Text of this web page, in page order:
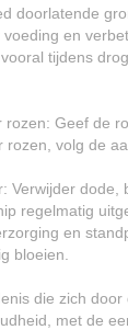
doorlatende
en
tijdens
Geef de
volg de
Verwijder dode,
regelmatig
en
bloeien.
die zich door
met de